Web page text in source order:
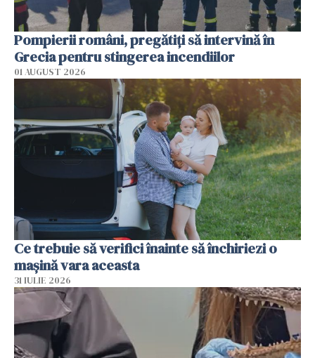
Pompierii români, pregătiţi să intervină în
Grecia pentru stingerea incendiilor
01 AUGUST 2026
Ce trebuie să verifici înainte să închiriezi o
mașină vara aceasta
31 IULIE 2026